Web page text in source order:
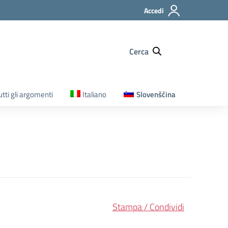
Accedi
Cerca
gli argomenti Italiano Slovenščina
Stampa / Condividi